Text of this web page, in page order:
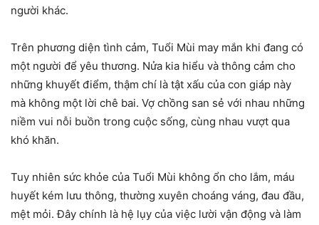
người khác.
Trên phương diện tình cảm, Tuổi Mùi may mắn khi đang có
một người để yêu thương. Nửa kia hiểu và thông cảm cho
những khuyết điểm, thậm chí là tật xấu của con giáp này
mà không một lời chê bai. Vợ chồng san sẻ với nhau những
niềm vui nỗi buồn trong cuộc sống, cùng nhau vượt qua
khó khăn.
Tuy nhiên sức khỏe của Tuổi Mùi không ổn cho lắm, máu
huyết kém lưu thông, thường xuyên choáng váng, đau đầu,
mệt mỏi. Đây chính là hệ lụy của việc lười vận động và làm